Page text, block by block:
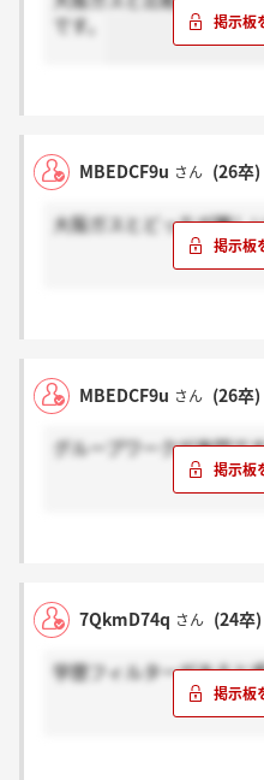
です。
MBEDCF9u さん (26卒)
大阪ガスとどっちが難し
MBEDCF9u さん (26卒)
グループワークが鬼門で
7QkmD74q さん (24卒)
学歴フィルターがあると